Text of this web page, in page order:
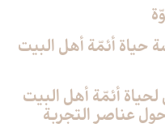
حياة أئمّة أهل البيت
لحياة أئمّة أهل البيت
عناصر التجربة